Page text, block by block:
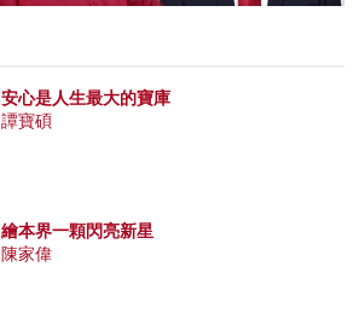
安心是人生最大的寶庫
譚寶碩
繪本界一顆閃亮新星
陳家偉